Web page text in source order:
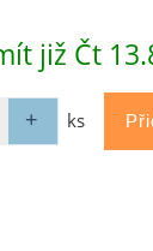
již Čt
ks